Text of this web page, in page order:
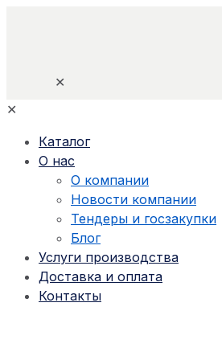
✕
✕
Каталог
О нас
О компании
Новости компании
Тендеры и госзакупки
Блог
Услуги производства
Доставка и оплата
Контакты